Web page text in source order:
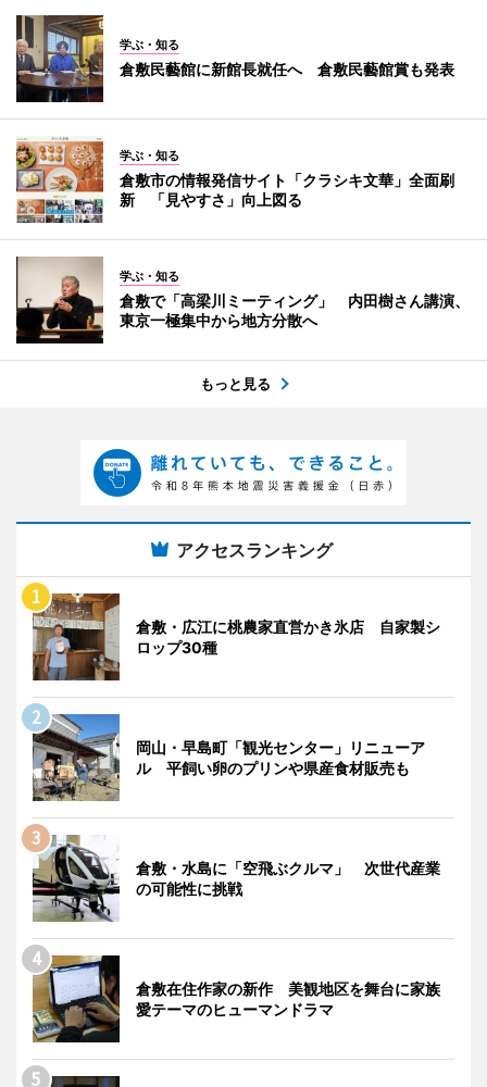
学ぶ・知る
倉敷民藝館に新館長就任へ 倉敷民藝館賞も発表
学ぶ・知る
倉敷市の情報発信サイト「クラシキ文華」全面刷
新 「見やすさ」向上図る
学ぶ・知る
倉敷で「高梁川ミーティング」 内田樹さん講演、
東京一極集中から地方分散へ
もっと見る
アクセスランキング
倉敷・広江に桃農家直営かき氷店 自家製シ
ロップ30種
岡山・早島町「観光センター」リニューア
ル 平飼い卵のプリンや県産食材販売も
倉敷・水島に「空飛ぶクルマ」 次世代産業
の可能性に挑戦
倉敷在住作家の新作 美観地区を舞台に家族
愛テーマのヒューマンドラマ